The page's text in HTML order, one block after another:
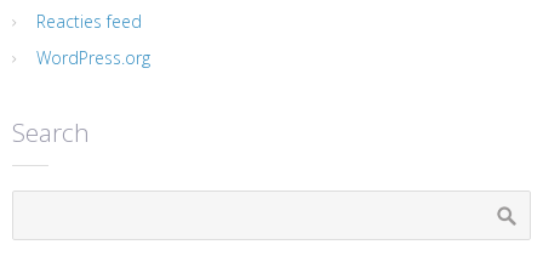
Reacties feed
WordPress.org
Search